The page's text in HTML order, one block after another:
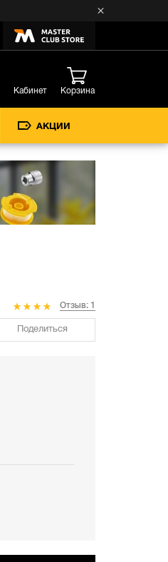
Кабинет Корзина
АКЦИИ
Отзыв: 1
Поделиться